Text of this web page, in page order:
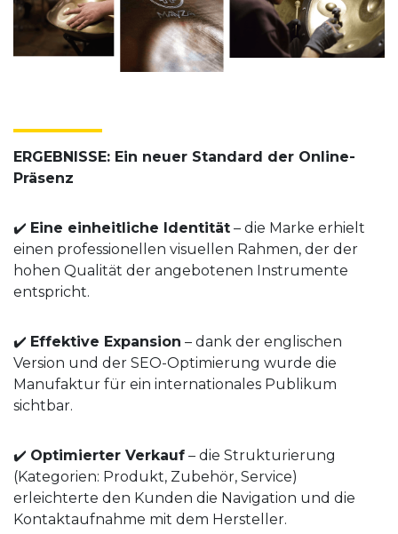
ERGEBNISSE: Ein neuer Standard der Online-
Präsenz
✔️ Eine einheitliche Identität – die Marke erhielt
einen professionellen visuellen Rahmen, der der
hohen Qualität der angebotenen Instrumente
entspricht.
✔️ Effektive Expansion – dank der englischen
Version und der SEO-Optimierung wurde die
Manufaktur für ein internationales Publikum
sichtbar.
✔️ Optimierter Verkauf – die Strukturierung
(Kategorien: Produkt, Zubehör, Service)
erleichterte den Kunden die Navigation und die
Kontaktaufnahme mit dem Hersteller.